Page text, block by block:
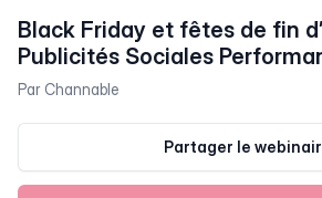
Black Friday et fêtes de fin
Publicités Sociales
Par Channable
Partager le